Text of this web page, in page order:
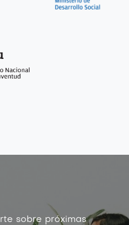
sobre próximas